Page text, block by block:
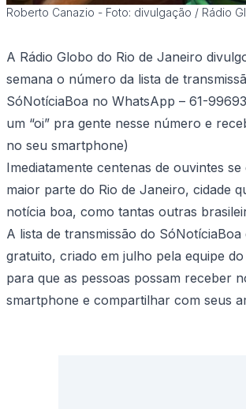
Roberto Canazio - Foto: divulgação / Rádio
A Rádio Globo do Rio de Janeiro
semana o número da lista de
SóNotíciaBoa no WhatsApp – 61-
um “oi” pra gente nesse número e
no seu smartphone)
Imediatamente centenas de ouvintes
maior parte do Rio de Janeiro, cidade
notícia boa, como tantas outras
A lista de transmissão do
gratuito, criado em julho pela equipe
para que as pessoas possam receber
smartphone e compartilhar com seus